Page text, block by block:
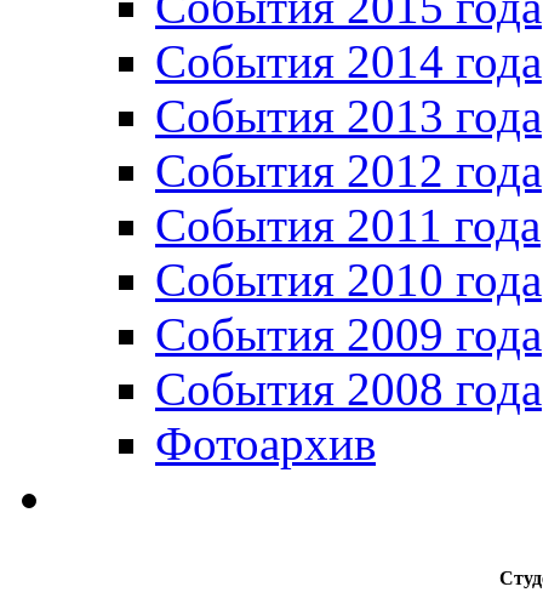
События 2014 года
События 2013 года
События 2012 года
События 2011 года
События 2010 года
События 2009 года
События 2008 года
Фотоархив